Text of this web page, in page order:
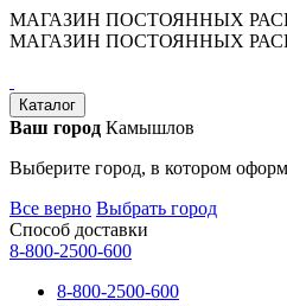
МАГАЗИН ПОСТОЯННЫХ
МАГАЗИН ПОСТОЯННЫХ
Каталог
Ваш город Камышлов
Выберите город, в котором
Все верно Выбрать город
Способ доставки
8-800-2500-600
8-800-2500-600